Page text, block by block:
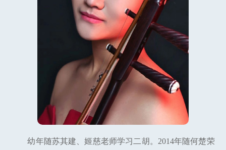
幼年随苏其建、姬慈老师学习二胡。2014年随何楚荣